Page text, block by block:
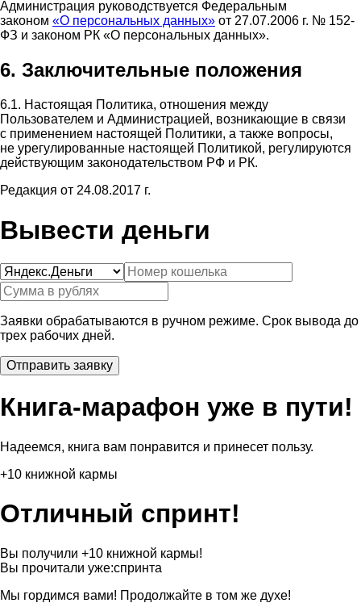
Администрация руководствуется Федеральным
законом «О персональных данных» от 27.07.2006 г. № 152-
ФЗ и законом РК «О персональных данных».
6. Заключительные положения
6.1. Настоящая Политика, отношения между
Пользователем и Администрацией, возникающие в связи
с применением настоящей Политики, а также вопросы,
не урегулированные настоящей Политикой, регулируются
действующим законодательством РФ и РК.
Редакция от 24.08.2017 г.
Вывести деньги
Заявки обрабатываются в ручном режиме. Срок вывода до
трех рабочих дней.
Книга-марафон уже в пути!
Надеемся, книга вам понравится и принесет пользу.
+10 книжной кармы
Отличный спринт!
Вы получили +10 книжной кармы!
Вы прочитали уже:спринта
Мы гордимся вами! Продолжайте в том же духе!